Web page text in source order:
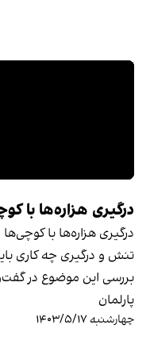
درگیری هزاره‌ها با
درگیری هزاره‌ها با
تنش و درگیری چه کاری
بررسی این موضوع در
پارلمان
چهارشنبه ۱۴۰۳/۵/۱۷